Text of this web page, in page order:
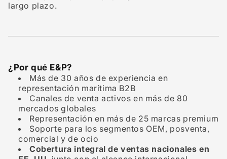
largo plazo.
¿Por qué E&P?
Más de 30 años de experiencia en
representación marítima B2B
Canales de venta activos en más de 80
mercados globales
Representación en más de 25 marcas premium
Soporte para los segmentos OEM, posventa,
comercial y de ocio
Cobertura integral de ventas nacionales en